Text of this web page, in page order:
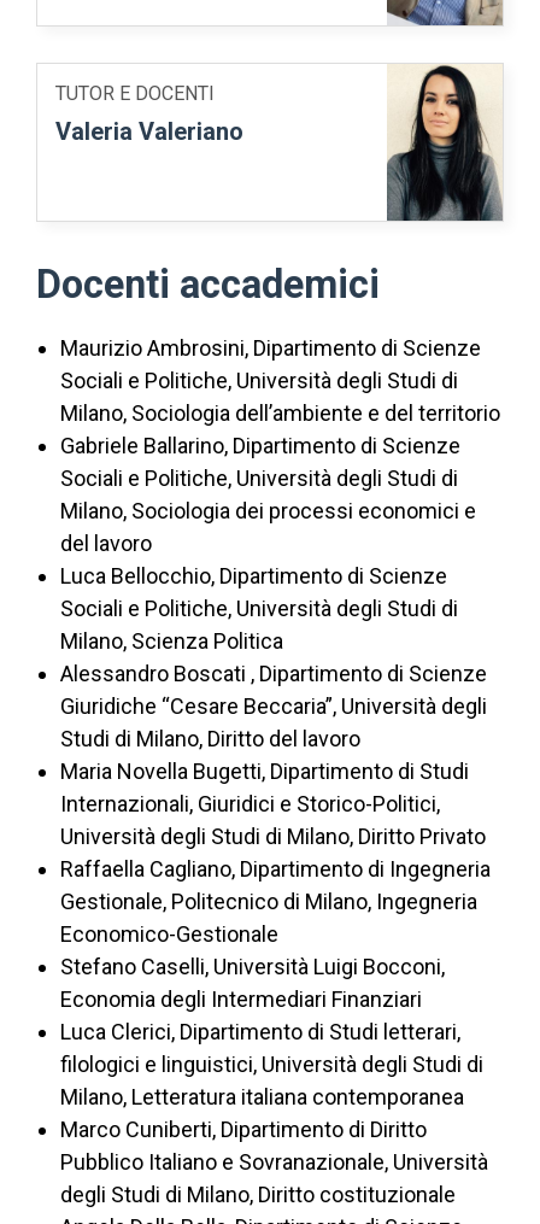
TUTOR E DOCENTI
Valeria Valeriano
Docenti accademici
Maurizio Ambrosini, Dipartimento di Scienze
Sociali e Politiche, Università degli Studi di
Milano, Sociologia dell’ambiente e del territorio
Gabriele Ballarino, Dipartimento di Scienze
Sociali e Politiche, Università degli Studi di
Milano, Sociologia dei processi economici e
del lavoro
Luca Bellocchio, Dipartimento di Scienze
Sociali e Politiche, Università degli Studi di
Milano, Scienza Politica
Alessandro Boscati , Dipartimento di Scienze
Giuridiche “Cesare Beccaria”, Università degli
Studi di Milano, Diritto del lavoro
Maria Novella Bugetti, Dipartimento di Studi
Internazionali, Giuridici e Storico-Politici,
Università degli Studi di Milano, Diritto Privato
Raffaella Cagliano, Dipartimento di Ingegneria
Gestionale, Politecnico di Milano, Ingegneria
Economico-Gestionale
Stefano Caselli, Università Luigi Bocconi,
Economia degli Intermediari Finanziari
Luca Clerici, Dipartimento di Studi letterari,
filologici e linguistici, Università degli Studi di
Milano, Letteratura italiana contemporanea
Marco Cuniberti, Dipartimento di Diritto
Pubblico Italiano e Sovranazionale, Università
degli Studi di Milano, Diritto costituzionale